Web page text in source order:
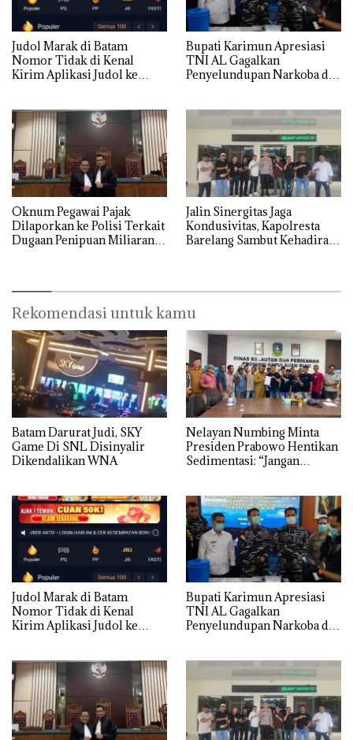
Judol Marak di Batam
Nomor Tidak di Kenal
Kirim Aplikasi Judol ke
Bupati Karimun Apresiasi
TNI AL Gagalkan
Penyelundupan Narkoba di
Oknum Pegawai Pajak
Dilaporkan ke Polisi Terkait
Dugaan Penipuan Miliaran
Jalin Sinergitas Jaga
Kondusivitas, Kapolresta
Barelang Sambut Kehadiran
Rekomendasi untuk kamu
Batam Darurat Judi, SKY
Game Di SNL Disinyalir
Dikendalikan WNA
Nelayan Numbing Minta
Presiden Prabowo Hentikan
Sedimentasi: “Jangan
Mencari Makan”
Judol Marak di Batam
Nomor Tidak di Kenal
Kirim Aplikasi Judol ke
Bupati Karimun Apresiasi
TNI AL Gagalkan
Penyelundupan Narkoba di